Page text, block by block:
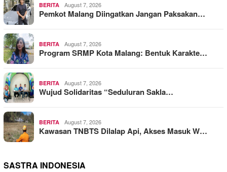
BERITA August 7, 2026
Pemkot Malang Diingatkan Jangan Paksakan…
BERITA August 7, 2026
Program SRMP Kota Malang: Bentuk Karakte…
BERITA August 7, 2026
Wujud Solidaritas “Seduluran Sakla…
BERITA August 7, 2026
Kawasan TNBTS Dilalap Api, Akses Masuk W…
SASTRA INDONESIA